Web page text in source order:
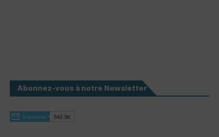
Abonnez-vous à notre Newsletter